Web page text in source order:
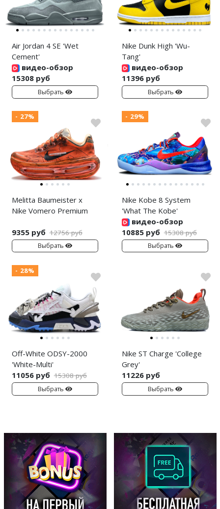
Air Jordan 4 SE 'Wet
Cement'
видео-обзор
15308 руб
Выбрать
Nike Dunk High 'Wu-
Tang'
видео-обзор
11396 руб
Выбрать
- 27%
Melitta Baumeister x
Nike Vomero Premium
9355 руб 12756 руб
Выбрать
- 29%
Nike Kobe 8 System
'What The Kobe'
видео-обзор
10885 руб 15308 руб
Выбрать
- 28%
Off-White ODSY-2000
'White-Multi'
11056 руб 15308 руб
Выбрать
Nike ST Charge 'College
Grey'
11226 руб
Выбрать